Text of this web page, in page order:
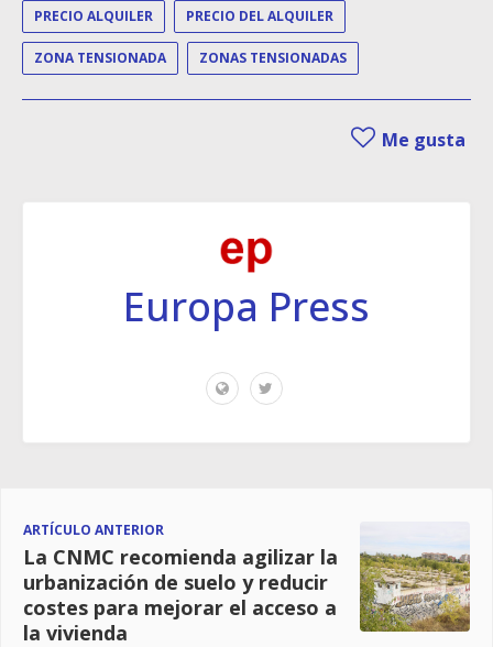
PRECIO ALQUILER PRECIO DEL ALQUILER
ZONA TENSIONADA ZONAS TENSIONADAS
Me gusta
Europa Press
ARTÍCULO ANTERIOR
La CNMC recomienda agilizar la
urbanización de suelo y reducir
costes para mejorar el acceso a
la vivienda